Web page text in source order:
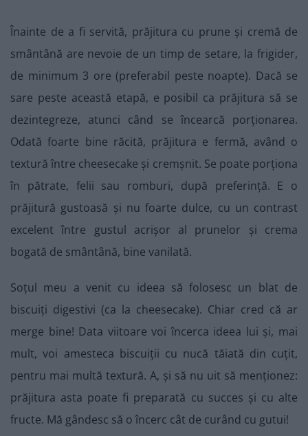
Înainte de a fi servită, prăjitura cu prune și cremă de
smântână are nevoie de un timp de setare, la frigider,
de minimum 3 ore (preferabil peste noapte). Dacă se
sare peste această etapă, e posibil ca prăjitura să se
dezintegreze, atunci când se încearcă porționarea.
Odată foarte bine răcită, prăjitura e fermă, având o
textură între cheesecake și cremșnit. Se poate porționa
în pătrate, felii sau romburi, după preferință. E o
prăjitură gustoasă și nu foarte dulce, cu un contrast
excelent între gustul acrișor al prunelor și crema
bogată de smântână, bine vanilată.
Soțul meu a venit cu ideea să folosesc un blat de
biscuiți digestivi (ca la cheesecake). Chiar cred că ar
merge bine! Data viitoare voi încerca ideea lui și, mai
mult, voi amesteca biscuiții cu nucă tăiată din cuțit,
pentru mai multă textură. A, și să nu uit să menționez:
prăjitura asta poate fi preparată cu succes și cu alte
fructe. Mă gândesc să o încerc cât de curând cu gutui!